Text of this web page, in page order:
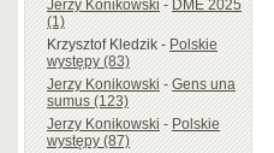
Jerzy Konikowski-DME 2025
(1)
Krzysztof Kledzik-Polskie
występy (83)
Jerzy Konikowski-Gens una
sumus (123)
Jerzy Konikowski-Polskie
występy (87)